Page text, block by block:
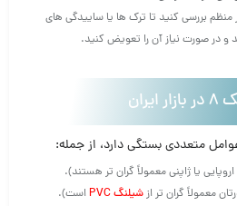
بررسی کنید تا ترک‌ ها یا ساییدگی‌ های
و در صورت نیاز آن را تعویض کنید.
یا ژاپنی معمولاً گران‌ تر هستند).
معمولاً گران‌ تر ازشیلنگ PVC
است).